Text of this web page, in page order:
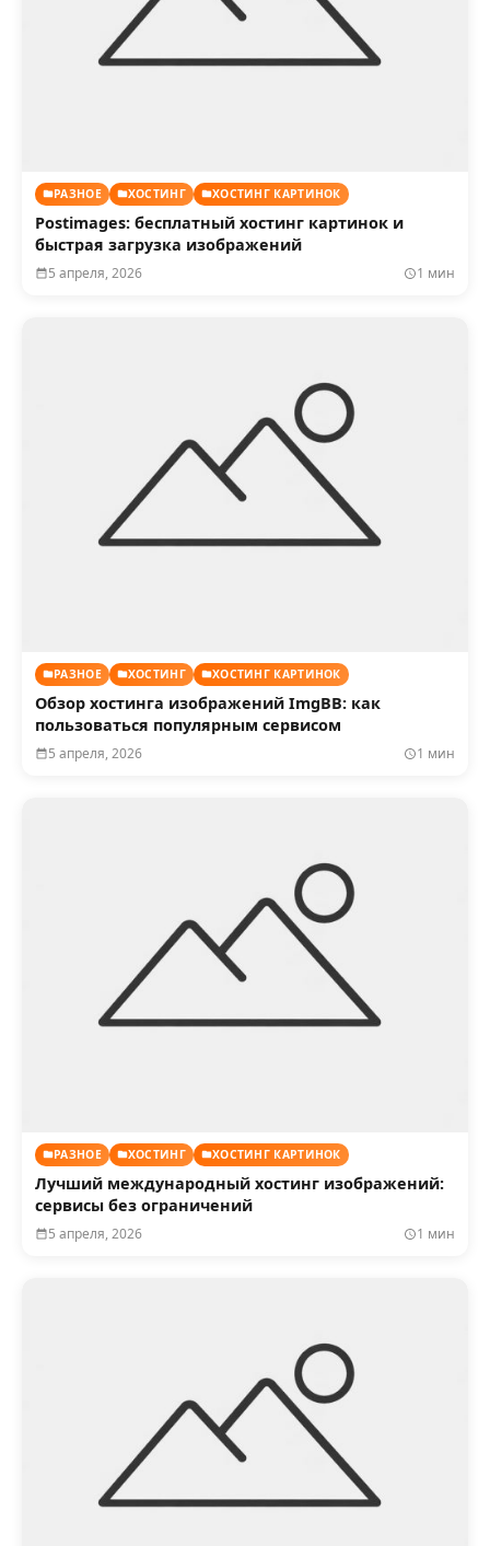
РАЗНОЕ ХОСТИНГ ХОСТИНГ КАРТИНОК
Postimages: бесплатный хостинг картинок и
быстрая загрузка изображений
5 апреля, 2026 1 мин
РАЗНОЕ ХОСТИНГ ХОСТИНГ КАРТИНОК
Обзор хостинга изображений ImgBB: как
пользоваться популярным сервисом
5 апреля, 2026 1 мин
РАЗНОЕ ХОСТИНГ ХОСТИНГ КАРТИНОК
Лучший международный хостинг изображений:
сервисы без ограничений
5 апреля, 2026 1 мин